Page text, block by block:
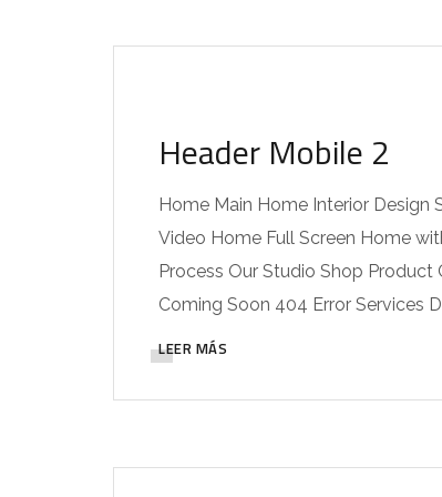
Header Mobile 2
Home Main Home Interior
Video Home Full Screen Home
Process Our Studio Shop
Coming Soon 404 Error Services
LEER MÁS